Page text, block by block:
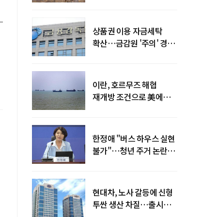
상품권 이용 자금세탁
확산…금감원 '주의' 경보
이란, 호르무즈 해협
재개방 조건으로 美에
한정애 "버스 하우스 실현
불가"…청년 주거 논란
현대차, 노사 갈등에 신형
투싼 생산 차질…출시